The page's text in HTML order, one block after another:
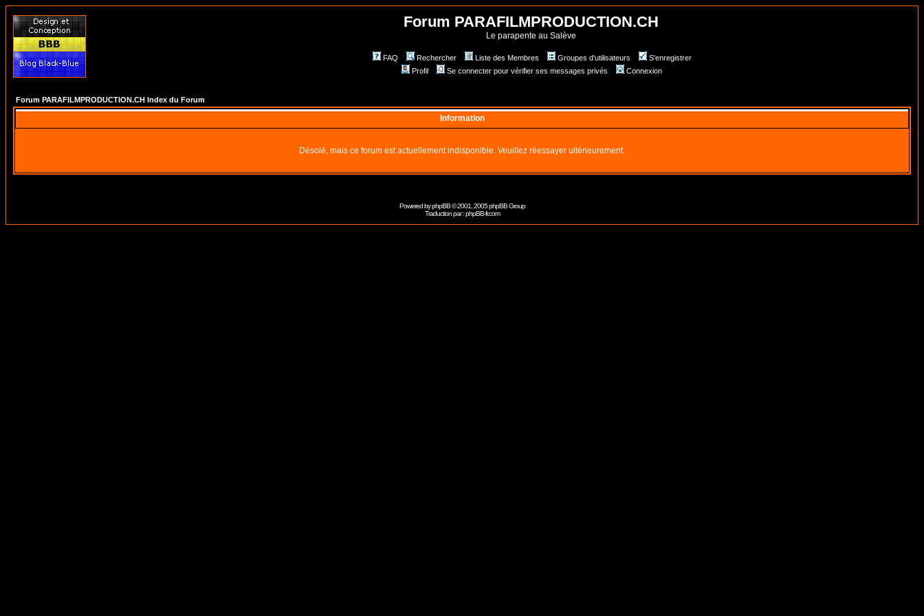
Forum PARAFILMPRODUCTION.CH
Le parapente au Salève
FAQ Rechercher Liste des Membres Groupes d'utilisateurs
S'enregistrer
Profil
Se connecter pour vérifier ses messages privés Connexion
Forum PARAFILMPRODUCTION.CH Index du Forum
Information
Désolé, mais ce forum est actuellement indisponible. Veuillez réessayer ultérieurement.
Powered byphpBB© 2001, 2005 phpBB Group
Traduction par :phpBB-fr.com